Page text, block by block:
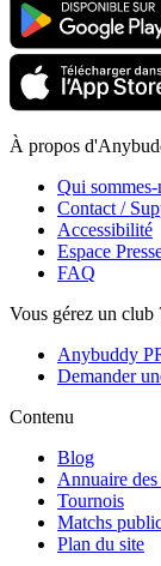
À propos
Qui sommes-
Contact /
Accessibilité
Espace
FAQ
Vous gérez un club
Anybuddy
Demander
Contenu
Blog
Annuaire
Tournois
Matchs
Plan du site